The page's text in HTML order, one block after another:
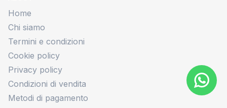
Home
Chi siamo
Termini e condizioni
Cookie policy
Privacy policy
Condizioni di vendita
Metodi di pagamento